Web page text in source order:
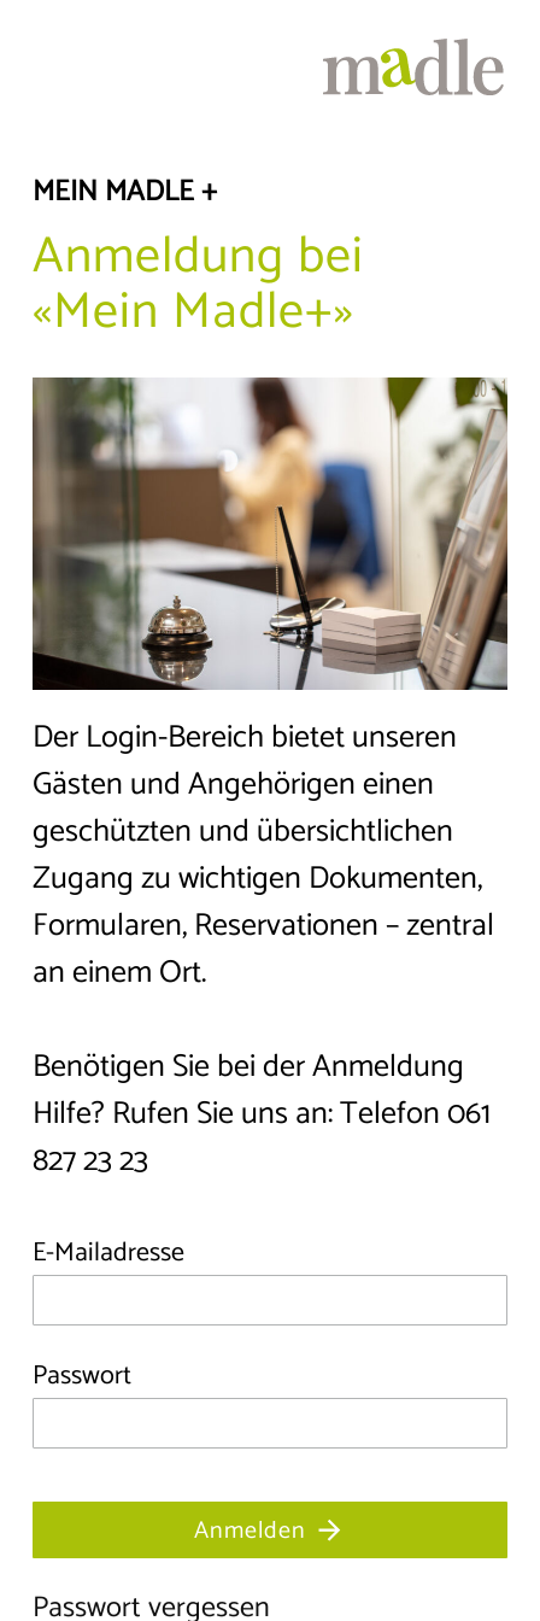
MEIN MADLE +
Anmeldung bei
«Mein Madle+»
Der Login-Bereich bietet unseren
Gästen und Angehörigen einen
geschützten und übersichtlichen
Zugang zu wichtigen Dokumenten,
Formularen, Reservationen – zentral
an einem Ort.
Benötigen Sie bei der Anmeldung
Hilfe? Rufen Sie uns an:Telefon 061
827 23 23
E-Mailadresse
Passwort
Anmelden
Passwort vergessen